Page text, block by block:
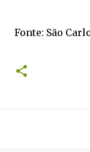
Fonte: São